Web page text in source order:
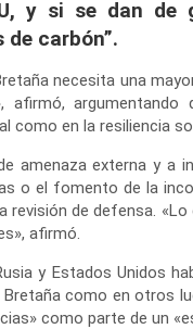
y si se dan de
carbón”.
necesita una
afirmó, argumentando
como en la resiliencia
amenaza externa y a
o el fomento de la
de defensa. «Lo
afirmó.
y Estados Unidos
como en otros
como parte de un